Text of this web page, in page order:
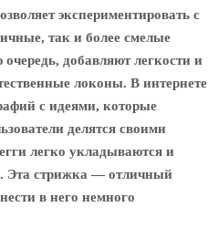
экспериментировать с
так и более смелые
добавляют легкости и
локоны. В интернете
с идеями, которые
делятся своими
легко укладываются и
Эта стрижка — отличный
в него немного